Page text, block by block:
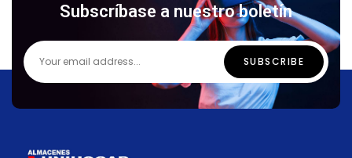
Subscríbase a nuestro boletín